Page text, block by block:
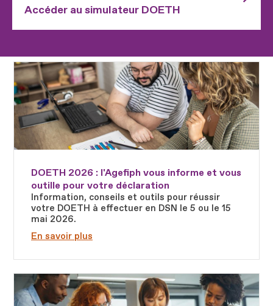
Accéder au simulateur DOETH
DOETH 2026 : l'Agefiph vous informe et vous
outille pour votre déclaration
Information, conseils et outils pour réussir
votre DOETH à effectuer en DSN le 5 ou le 15
mai 2026.
En savoir plus
Fichier
Fichier